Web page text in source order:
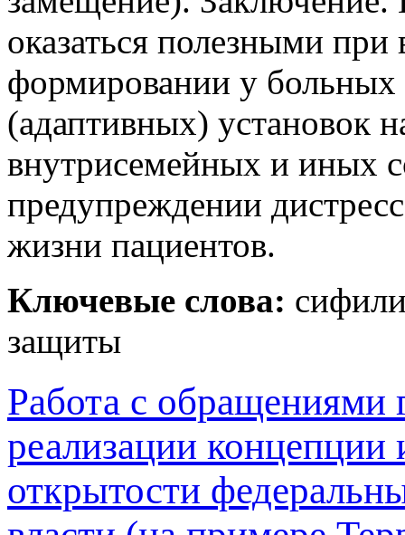
оказаться полезными
формировании у больных
(адаптивных) установок
внутрисемейных и иных
предупреждении
жизни пациентов.
Ключевые слова:
защиты
Работа с обращениями
реализации
открытости